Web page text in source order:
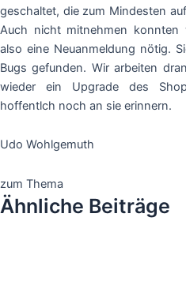
geschaltet, die zum Mindesten
Auch nicht mitnehmen konnten
also eine Neuanmeldung nötig.
Bugs gefunden. Wir arbeiten
wieder ein Upgrade des
hoffentlch noch an sie erinnern.
Udo Wohlgemuth
zum Thema
Ähnliche Beiträge